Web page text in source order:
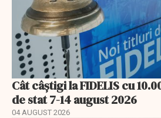
Cât câștigi la FIDELIS cu
de stat 7-14 august 2026
04 AUGUST 2026